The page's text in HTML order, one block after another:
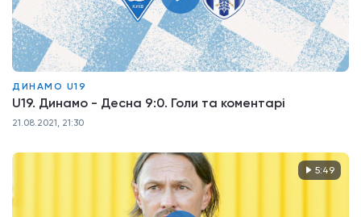
ДИНАМО U19
U19. Динамо - Десна 9:0. Голи та коментарі
21.08.2021, 21:30
5:49